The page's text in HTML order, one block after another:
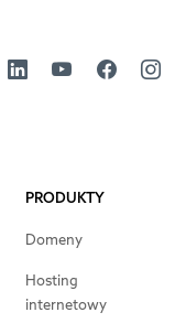
PRODUKTY
Domeny
Hosting
internetowy